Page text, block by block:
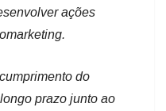
ações
do
prazo junto ao